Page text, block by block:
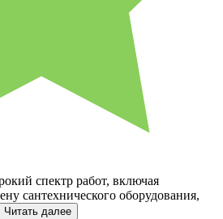
спектр работ, включая
сантехнического оборудования,
Читать далее